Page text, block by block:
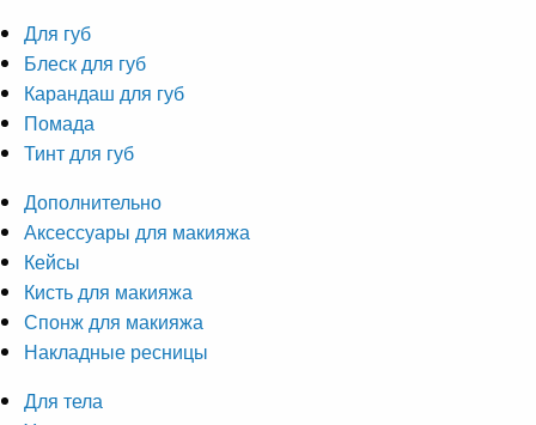
Для губ
Блеск для губ
Карандаш для губ
Помада
Тинт для губ
Дополнительно
Аксессуары для макияжа
Кейсы
Кисть для макияжа
Спонж для макияжа
Накладные ресницы
Для тела